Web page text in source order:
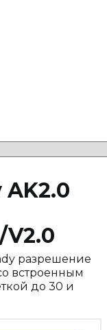
разрешение
встроенным
до 30 и